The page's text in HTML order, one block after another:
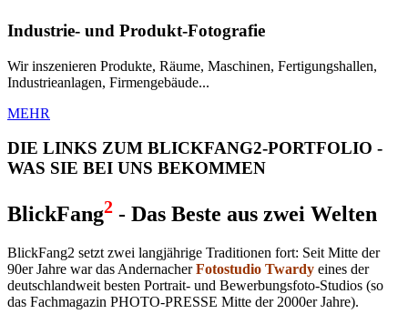
Industrie- und Produkt-Fotografie
Wir inszenieren Produkte, Räume, Maschinen, Fertigungshallen,
Industrieanlagen, Firmengebäude...
MEHR
DIE LINKS ZUM BLICKFANG2-PORTFOLIO -
WAS SIE BEI UNS BEKOMMEN
BlickFang2 - Das Beste aus zwei Welten
BlickFang2 setzt zwei langjährige Traditionen fort: Seit Mitte der
90er Jahre war das AndernacherFotostudio Twardy eines der
deutschlandweit besten Portrait- und Bewerbungsfoto-Studios (so
das Fachmagazin PHOTO-PRESSE Mitte der 2000er Jahre).